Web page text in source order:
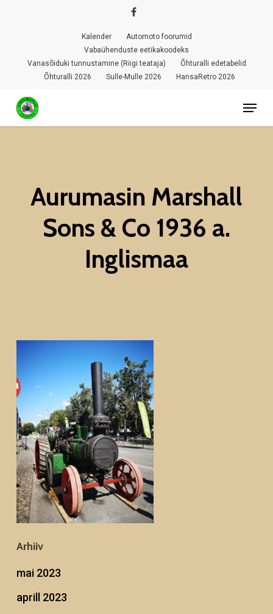
content
Kalender
Automoto foorumid
Vabaühenduste eetikakoodeks
Vanasõiduki tunnustamine (Riigi teataja)
Õhturalli edetabelid
Õhturalli 2026
Sulle-Mulle 2026 HansaRetro 2026
Menu
Aurumasin Marshall
Sons & Co 1936 a.
Inglismaa
Arhiiv
mai 2023
aprill 2023
Menu